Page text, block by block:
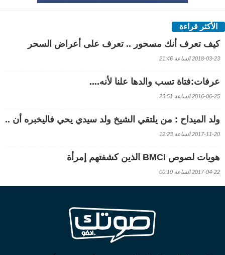
الأكثر قراءة
كيف تعرف أنك مسحور .. تعرف على أعراض السحر
2018-03-23 الساعة 21:46
عرفات:فتاة تسب والدها علنا لأنه....
2016-06-25 الساعة 23:51
ولد الميداح : من يلتقي الشيخ ولد سيدي يحي فاليخبره أن ..
2017-11-20 الساعة 12:23
هويات لصوص BMCI الذين كشفتهم إمرأة
2017-04-22 الساعة 00:10